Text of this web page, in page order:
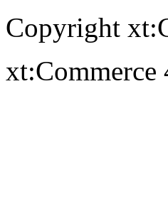
Copyright
xt:Commerce